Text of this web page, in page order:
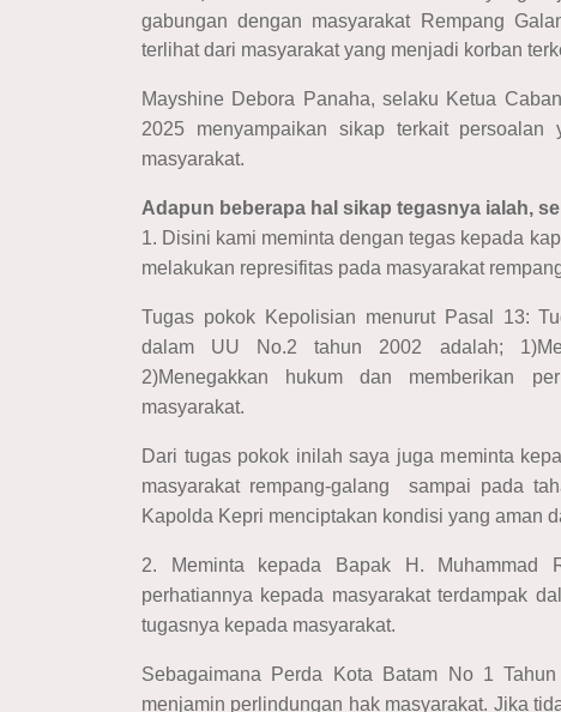
gabungan dengan masyarakat Rempang
terlihat dari masyarakat yang menjadi korban
Mayshine Debora Panaha, selaku Ketua
2025 menyampaikan sikap terkait
masyarakat.
Adapun beberapa hal sikap tegasnya ialah,
1. Disini kami meminta dengan tegas kepada
melakukan represifitas pada masyarakat
Tugas pokok Kepolisian menurut Pasal 13:
dalam UU No.2 tahun 2002 adalah;
2)Menegakkan hukum dan memberikan
masyarakat.
Dari tugas pokok inilah saya juga meminta
masyarakat rempang-galang sampai pada
Kapolda Kepri menciptakan kondisi yang aman
2. Meminta kepada Bapak H. Muhammad
perhatiannya kepada masyarakat terdampak
tugasnya kepada masyarakat.
Sebagaimana Perda Kota Batam No 1
menjamin perlindungan hak masyarakat. Jika